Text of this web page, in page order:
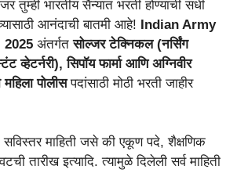
भारतीय सैन्यात भरती होण्याची संधी
आनंदाची बातमी आहे! Indian Army
अंतर्गतसोल्जर टेक्निकल (नर्सिंग
व्हेटर्नरी), सिपॉय फार्मा आणि अग्निवीर
पोलीसपदांसाठी मोठी भरती जाहीर
सविस्तर माहिती जसे की एकूण पदे, शैक्षणिक
तारीख इत्यादि. त्यामुळे दिलेली सर्व माहिती